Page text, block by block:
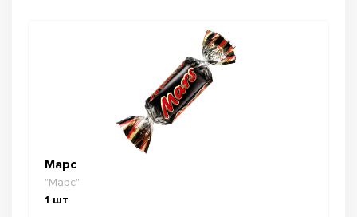
Марс
"Марс"
1 шт